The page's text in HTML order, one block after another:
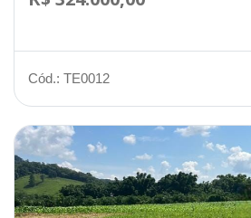
Cód.: TE0012